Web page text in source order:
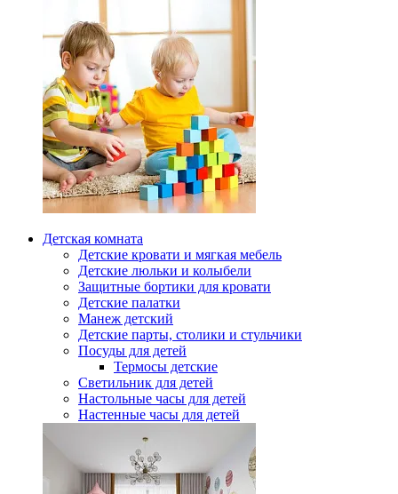
Детская комната
Детские кровати и мягкая мебель
Детские люльки и колыбели
Защитные бортики для кровати
Детские палатки
Манеж детский
Детские парты, столики и стульчики
Посуды для детей
Термосы детские
Светильник для детей
Настольные часы для детей
Настенные часы для детей